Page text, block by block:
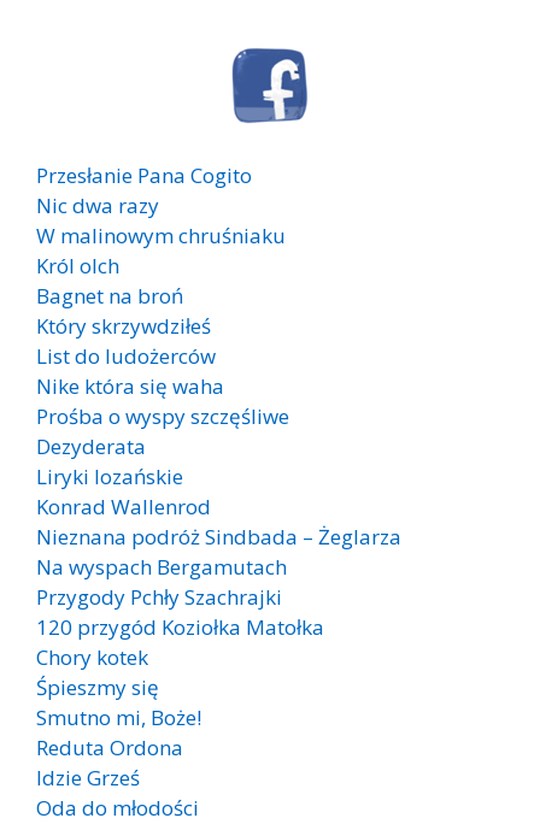
Przesłanie Pana Cogito
Nic dwa razy
W malinowym chruśniaku
Król olch
Bagnet na broń
Który skrzywdziłeś
List do ludożerców
Nike która się waha
Prośba o wyspy szczęśliwe
Dezyderata
Liryki lozańskie
Konrad Wallenrod
Nieznana podróż Sindbada – Żeglarza
Na wyspach Bergamutach
Przygody Pchły Szachrajki
120 przygód Koziołka Matołka
Chory kotek
Śpieszmy się
Smutno mi, Boże!
Reduta Ordona
Idzie Grześ
Oda do młodości